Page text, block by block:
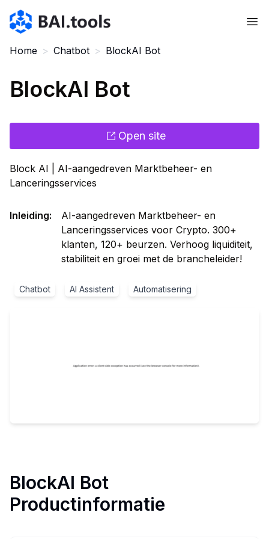
Bai.tools
Home > Chatbot > BlockAI Bot
BlockAI Bot
Open site
Block AI | AI-aangedreven Marktbeheer- en
Lanceringsservices
Inleiding:
AI-aangedreven Marktbeheer- en
Lanceringsservices voor Crypto. 300+
klanten, 120+ beurzen. Verhoog liquiditeit,
stabiliteit en groei met de brancheleider!
Chatbot AI Assistent Automatisering
BlockAI Bot
Productinformatie